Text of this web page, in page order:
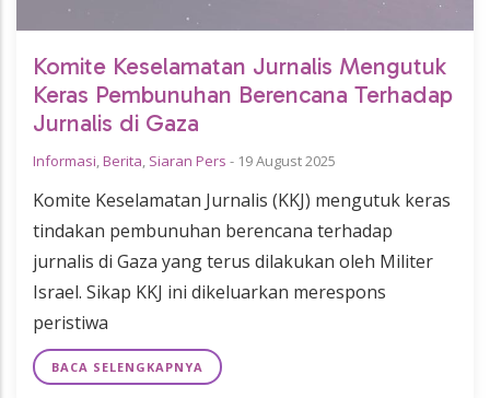
Komite Keselamatan Jurnalis Mengutuk
Keras Pembunuhan Berencana Terhadap
Jurnalis di Gaza
Informasi,Berita, Siaran Pers - 19 August 2025
Komite Keselamatan Jurnalis (KKJ) mengutuk keras
tindakan pembunuhan berencana terhadap
jurnalis di Gaza yang terus dilakukan oleh Militer
Israel. Sikap KKJ ini dikeluarkan merespons
peristiwa
BACA SELENGKAPNYA